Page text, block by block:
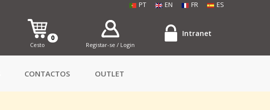
PT EN FR ES
Intranet
Registar-se / Login
0
Cesto
CONTACTOS OUTLET